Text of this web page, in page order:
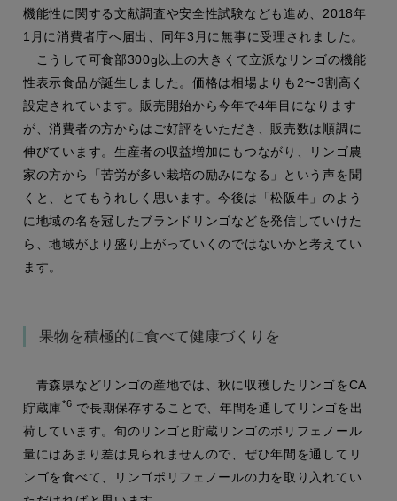
機能性に関する文献調査や安全性試験なども進め、2018年
1月に消費者庁へ届出、同年3月に無事に受理されました。
こうして可食部300g以上の大きくて立派なリンゴの機能
性表示食品が誕生しました。価格は相場よりも2〜3割高く
設定されています。販売開始から今年で4年目になります
が、消費者の方からはご好評をいただき、販売数は順調に
伸びています。生産者の収益増加にもつながり、リンゴ農
家の方から「苦労が多い栽培の励みになる」という声を聞
くと、とてもうれしく思います。今後は「松阪牛」のよう
に地域の名を冠したブランドリンゴなどを発信していけた
ら、地域がより盛り上がっていくのではないかと考えてい
ます。
果物を積極的に食べて健康づくりを
青森県などリンゴの産地では、秋に収穫したリンゴをCA
貯蔵庫*6 で長期保存することで、年間を通してリンゴを出
荷しています。旬のリンゴと貯蔵リンゴのポリフェノール
量にはあまり差は見られませんので、ぜひ年間を通してリ
ンゴを食べて、リンゴポリフェノールの力を取り入れてい